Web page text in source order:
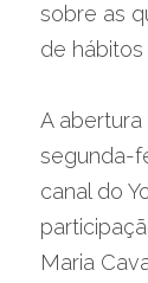
sobre as
de
A
segunda-
canal do
Maria